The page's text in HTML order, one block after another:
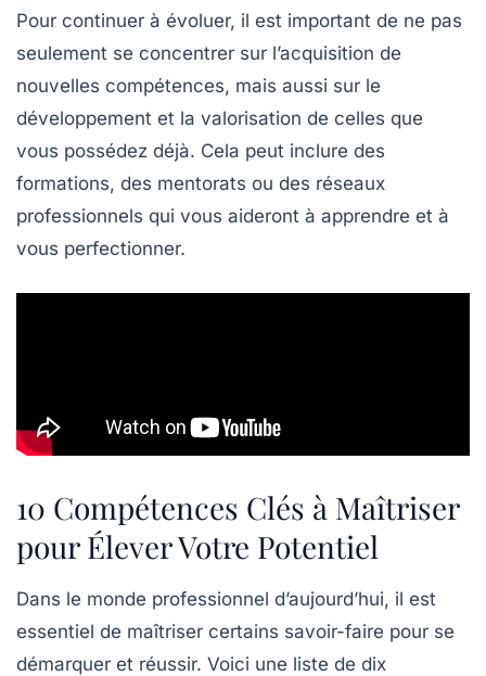
Pour continuer à évoluer, il est important de ne pas
seulement se concentrer sur l’acquisition de
nouvelles compétences, mais aussi sur le
développement et la valorisation de celles que
vous possédez déjà. Cela peut inclure des
formations, des mentorats ou des réseaux
professionnels qui vous aideront à apprendre et à
vous perfectionner.
10 Compétences Clés à Maîtriser
pour Élever Votre Potentiel
Dans le monde professionnel d’aujourd’hui, il est
essentiel de maîtriser certains savoir-faire pour se
démarquer et réussir. Voici une liste de dix